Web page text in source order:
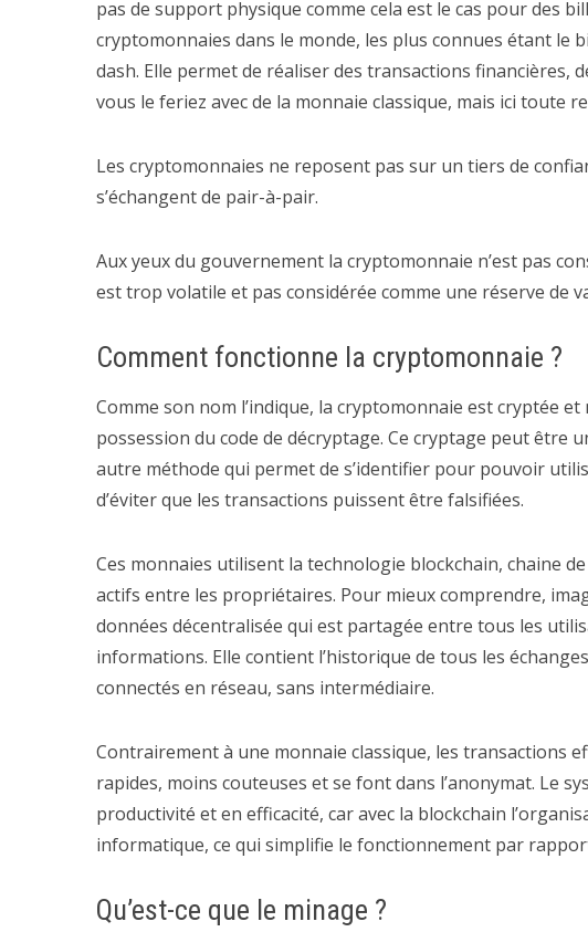
pas de support physique comme cela est le cas pour des
cryptomonnaies dans le monde, les plus connues étant le
dash. Elle permet de réaliser des transactions financières,
vous le feriez avec de la monnaie classique, mais ici toute
Les cryptomonnaies ne reposent pas sur un tiers de
s’échangent de pair-à-pair.
Aux yeux du gouvernement la cryptomonnaie n’est pas
est trop volatile et pas considérée comme une réserve de
Comment fonctionne la cryptomonnaie ?
Comme son nom l’indique, la cryptomonnaie est cryptée
possession du code de décryptage. Ce cryptage peut être
autre méthode qui permet de s’identifier pour pouvoir
d’éviter que les transactions puissent être falsifiées.
Ces monnaies utilisent la technologie blockchain, chaine
actifs entre les propriétaires. Pour mieux comprendre,
données décentralisée qui est partagée entre tous les
informations. Elle contient l’historique de tous les
connectés en réseau, sans intermédiaire.
Contrairement à une monnaie classique, les transactions
rapides, moins couteuses et se font dans l’anonymat. Le
productivité et en efficacité, car avec la blockchain
informatique, ce qui simplifie le fonctionnement par
Qu’est-ce que le minage ?